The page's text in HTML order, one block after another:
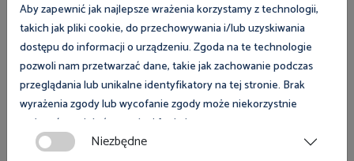
Konkurs „Najaktywniejszy społeczny inspektor pracy”
Laureat konkursu regionalnego:
ZBIGNIEW KOTOWSKI GRUPA AZOTY S.A. ZAKŁADY
CHEMICZNE POLICE
Aby zapewnić jak najlepsze wrażenia korzystamy z technologii,
takich jak pliki cookie, do przechowywania i/lub uzyskiwania
dostępu do informacji o urządzeniu. Zgoda na te technologie
pozwoli nam przetwarzać dane, takie jak zachowanie podczas
przeglądania lub unikalne identyfikatory na tej stronie. Brak
wyrażenia zgody lub wycofanie zgody może niekorzystnie
wpłynąć na niektóre cechy i funkcje.
Niezbędne